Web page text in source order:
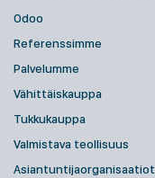
Odoo
Referenssimme
Palvelumme
Vähittäiskauppa
Tukkukauppa
Valmistava teollisuus
Asiantuntijaorganisaatiot